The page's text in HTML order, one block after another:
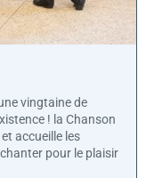
vingtaine de
! la Chanson
accueille les
pour le plaisir